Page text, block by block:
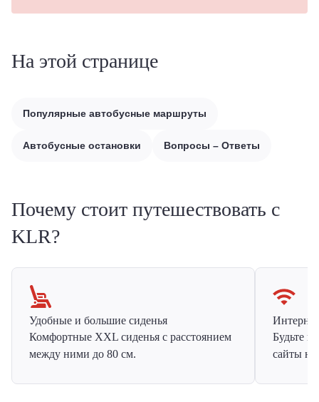
На этой странице
Популярные автобусные маршруты
Автобусные остановки Вопросы – Ответы
Почему стоит путешествовать с
KLR?
Удобные и большие сиденья
Комфортные XXL сиденья с расстоянием
между ними до 80 см.
Будьте
сайты на